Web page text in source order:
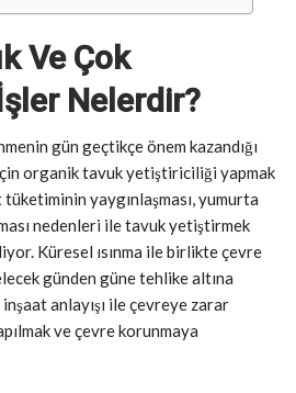
Ve Çok
Nelerdir?
gün geçtikçe önem kazandığı
organik tavuk yetiştiriciliği yapmak
yaygınlaşması, yumurta
nedenleri ile tavuk yetiştirmek
Küresel ısınma ile birlikte çevre
günden güne tehlike altına
anlayışı ile çevreye zarar
ve çevre korunmaya